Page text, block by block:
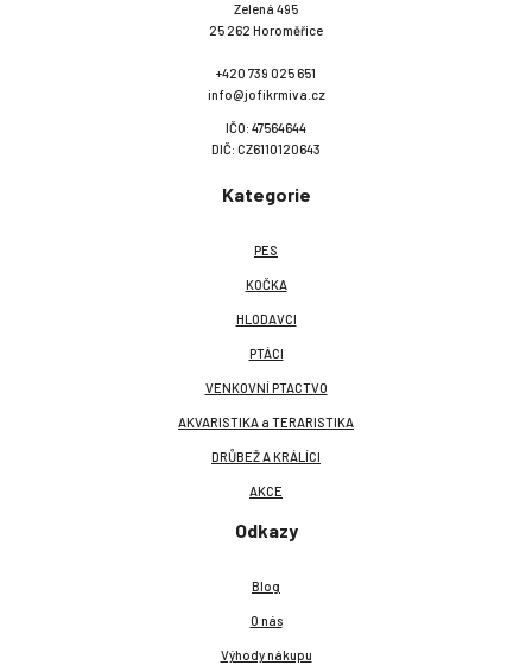
Zelená 495
25 262 Horoměřice
+420 739 025 651
info@jofikrmiva.cz
IČO: 47564644
DIČ: CZ6110120643
Kategorie
PES
KOČKA
HLODAVCI
PTÁCI
VENKOVNÍ PTACTVO
AKVARISTIKA a TERARISTIKA
DRŮBEŽ A KRÁLÍCI
AKCE
Odkazy
Blog
O nás
Výhody nákupu